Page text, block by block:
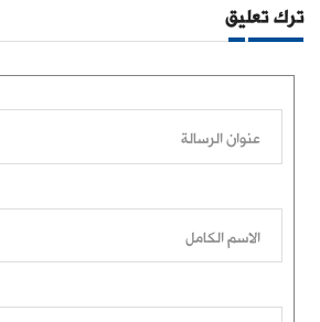
ترك تعليق
عنوان الرسالة
الاسم الكامل